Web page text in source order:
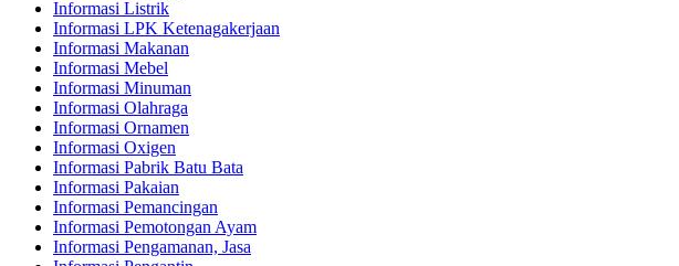
Informasi Listrik
Informasi LPK Ketenagakerjaan
Informasi Makanan
Informasi Mebel
Informasi Minuman
Informasi Olahraga
Informasi Ornamen
Informasi Oxigen
Informasi Pabrik Batu Bata
Informasi Pakaian
Informasi Pemancingan
Informasi Pemotongan Ayam
Informasi Pengamanan, Jasa